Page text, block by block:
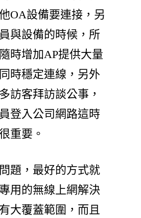
OA設備要連接，另
與設備的時候，所
時增加AP提供大量
時穩定連線，另外
訪客拜訪談公事，
登入公司網路這時
重要。
題，最好的方式就
用的無線上網解決
大覆蓋範圍，而且